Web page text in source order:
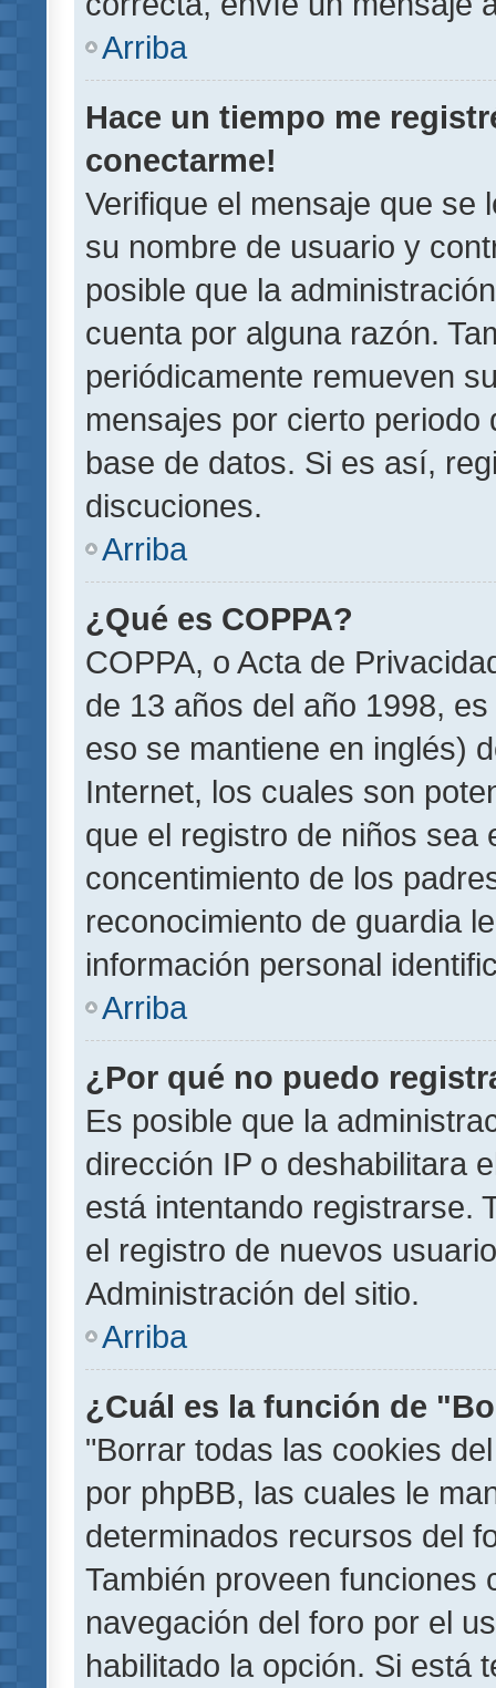
Arriba
Hace un tiempo me
conectarme!
Verifique el mensaje que se
su nombre de usuario y
posible que la
cuenta por alguna razón.
periódicamente remueven
mensajes por cierto
base de datos. Si es así,
discuciones.
Arriba
¿Qué es COPPA?
COPPA, o Acta de
de 13 años del año 1998,
eso se mantiene en inglés)
Internet, los cuales son
que el registro de niños sea
concentimiento de los
reconocimiento de guardia
información personal
Arriba
¿Por qué no puedo
Es posible que la
dirección IP o deshabilitara
está intentando registrarse.
el registro de nuevos
Administración del sitio.
Arriba
¿Cuál es la función de
"Borrar todas las cookies
por phpBB, las cuales le
determinados recursos del
También proveen funciones
navegación del foro por el
habilitado la opción. Si está